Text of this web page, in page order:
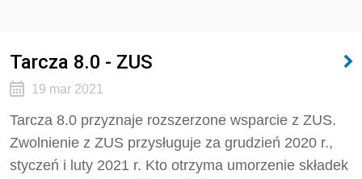
Tarcza 8.0 - ZUS
19 mar 2021
Tarcza 8.0 przyznaje rozszerzone wsparcie z ZUS.
Zwolnienie z ZUS przysługuje za grudzień 2020 r.,
styczeń i luty 2021 r. Kto otrzyma umorzenie składek